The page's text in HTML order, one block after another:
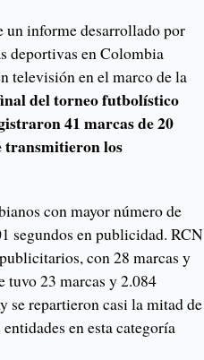
un informe desarrollado por
deportivas en Colombia
televisión en el marco de la
del torneo futbolístico
41 marcas de 20
transmitieron los
con mayor número de
segundos en publicidad. RCN
con 28 marcas y
tuvo 23 marcas y 2.084
se repartieron casi la mitad de
en esta categoría